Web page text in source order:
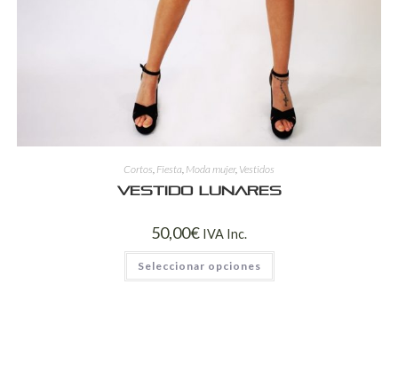
Cortos, Fiesta, Moda mujer, Vestidos
Vestido lunares
50,00€ IVA Inc.
Seleccionar opciones